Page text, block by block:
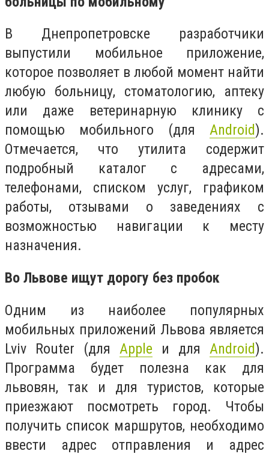
В Днепропетровске разработчики
выпустили мобильное приложение,
которое позволяет в любой момент найти
любую больницу, стоматологию, аптеку
или даже ветеринарную клинику с
помощью мобильного (для Android).
Отмечается, что утилита содержит
подробный каталог с адресами,
телефонами, списком услуг, графиком
работы, отзывами о заведениях с
возможностью навигации к месту
назначения.
Во Львове ищут дорогу без пробок
Одним из наиболее популярных
мобильных приложений Львова является
Lviv Router (для Apple и для Android).
Программа будет полезна как для
львовян, так и для туристов, которые
приезжают посмотреть город. Чтобы
получить список маршрутов, необходимо
ввести адрес отправления и адрес